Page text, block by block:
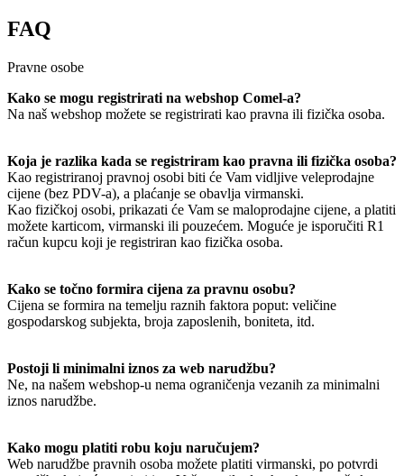
FAQ
Pravne osobe
Kako se mogu registrirati na webshop Comel-a?
Na naš webshop možete se registrirati kao pravna ili fizička osoba.
Koja je razlika kada se registriram kao pravna ili fizička osoba?
Kao registriranoj pravnoj osobi biti će Vam vidljive veleprodajne
cijene (bez PDV-a), a plaćanje se obavlja virmanski.
Kao fizičkoj osobi, prikazati će Vam se maloprodajne cijene, a platiti
možete karticom, virmanski ili pouzećem. Moguće je isporučiti R1
račun kupcu koji je registriran kao fizička osoba.
Kako se točno formira cijena za pravnu osobu?
Cijena se formira na temelju raznih faktora poput: veličine
gospodarskog subjekta, broja zaposlenih, boniteta, itd.
Postoji li minimalni iznos za web narudžbu?
Ne, na našem webshop-u nema ograničenja vezanih za minimalni
iznos narudžbe.
Kako mogu platiti robu koju naručujem?
Web narudžbe pravnih osoba možete platiti virmanski, po potvrdi